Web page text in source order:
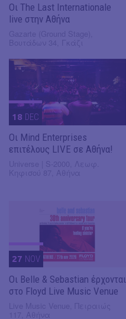
Οι The Last Internationale
live στην Αθήνα
18 DEC
Οι Mind Enterprises
επιτέλους LIVE σε Αθήνα!
27 NOV
Οι Belle & Sebastian έρχονται
στο Floyd Live Music Venue